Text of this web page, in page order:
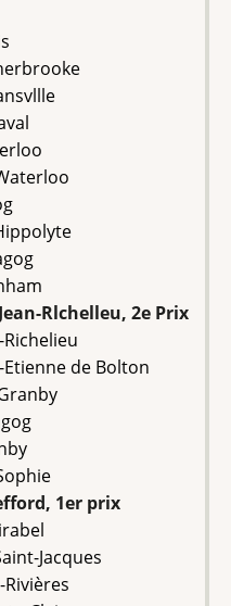
Rlchelleu, 2e Prix
Richelieu
Etienne de Bolton
1er prix
Jacques
Rivières